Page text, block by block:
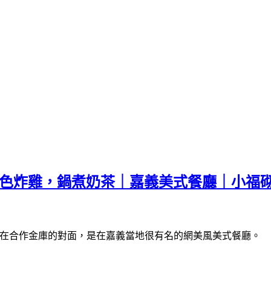
炸雞，鍋煮奶茶｜嘉義美式餐廳｜小福
合作金庫的對面，是在嘉義當地很有名的網美風美式餐廳。